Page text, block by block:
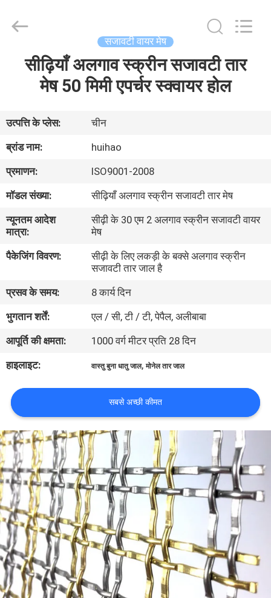
हमारे
बारे
कारखाने
का
गुणवत्ता
नियंत्रण
हमसे
संपर्क
करें
समाचार
मामले
साइटमैप
PRIVACY
POLICY
Mesh
Product
Reserved.
सजावटी वायर मेष
सीढ़ियाँ अलगाव स्क्रीन सजावटी तार
मेष 50 मिमी एपर्चर स्क्वायर होल
उत्पत्ति के प्लेस:
चीन
ब्रांड नाम:
huihao
प्रमाणन:
ISO9001-2008
मॉडल संख्या:
सीढ़ियाँ अलगाव स्क्रीन सजावटी तार मेष
न्यूनतम आदेश
मात्रा:
सीढ़ी के 30 एम 2 अलगाव स्क्रीन सजावटी वायर
मेष
पैकेजिंग विवरण:
सीढ़ी के लिए लकड़ी के बक्से अलगाव स्क्रीन
सजावटी तार जाल है
प्रसव के समय:
8 कार्य दिन
भुगतान शर्तें:
एल / सी, टी / टी, पेपैल, अलीबाबा
आपूर्ति की क्षमता:
1000 वर्ग मीटर प्रति 28 दिन
हाइलाइट:
वास्तु बुना धातु जाल,मोनेल तार जाल
सबसे अच्छी कीमत